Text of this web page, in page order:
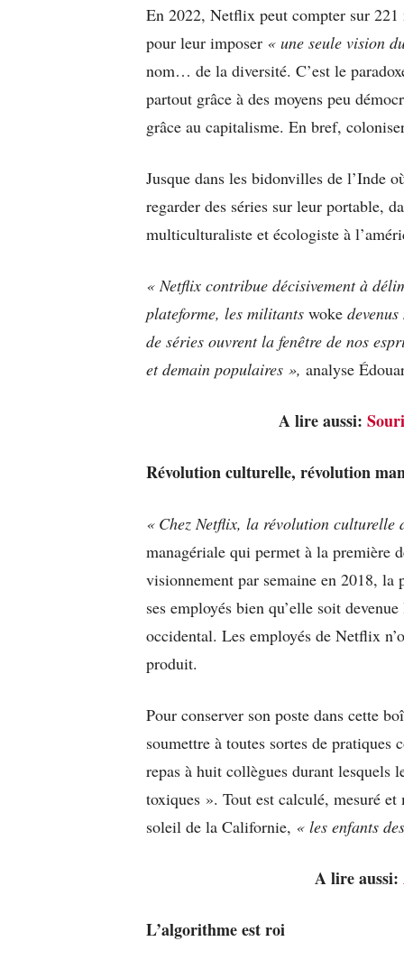
En 2022, Netflix peut compter sur
pour leur imposer « une seule vision
nom… de la diversité. C’est le
partout grâce à des moyens peu
grâce au capitalisme. En bref,
Jusque dans les bidonvilles de l’Inde
regarder des séries sur leur portable,
multiculturaliste et écologiste à
« Netflix contribue décisivement à
plateforme, les militants woke
de séries ouvrent la fenêtre de nos
et demain populaires », analyse
A lire aussi:
Révolution culturelle, révolution
« Chez Netflix, la révolution culturelle
managériale qui permet à la première
visionnement par semaine en 2018, la
ses employés bien qu’elle soit
occidental. Les employés de Netflix
produit.
Pour conserver son poste dans cette
soumettre à toutes sortes de pratiques
repas à huit collègues durant lesquels
toxiques ». Tout est calculé, mesuré
soleil de la Californie, « les enfants
A lire aussi:
L’algorithme est roi